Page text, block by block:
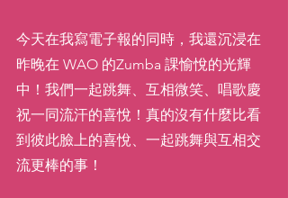
今天在我寫電子報的同時，我還沉浸在
昨晚在 WAO 的Zumba 課愉悅的光輝
中！我們一起跳舞、互相微笑、唱歌慶
祝一同流汗的喜悅！真的沒有什麼比看
到彼此臉上的喜悅、一起跳舞與互相交
流更棒的事！